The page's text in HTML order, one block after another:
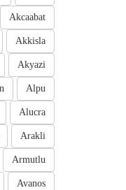
Akcaabat
Akkisla
Akyazi
Alpu
Alucra
Arakli
Armutlu
Avanos